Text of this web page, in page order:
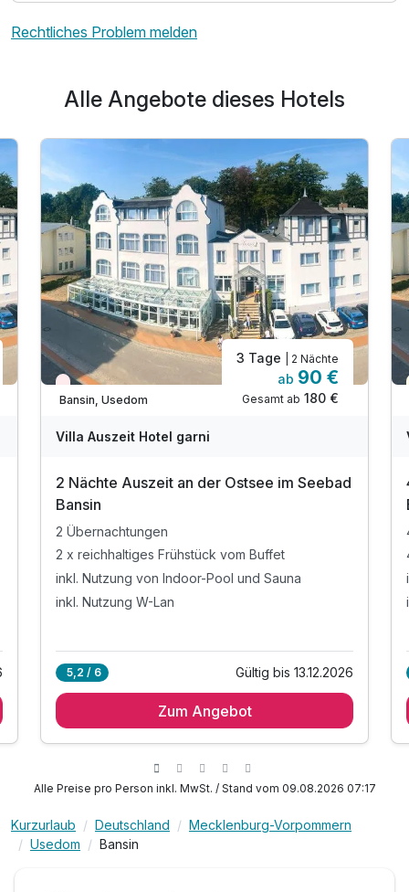
Rechtliches Problem melden
Alle Angebote dieses Hotels
Wieder frei ab September
Bansin, Usedom
3 Tage | 2 Nächte
ab 90 €
Gesamt ab 180 €
Villa Auszeit Hotel garni
2 Nächte Auszeit an der Ostsee im Seebad
Bansin
2 Übernachtungen
2 x reichhaltiges Frühstück vom Buffet
inkl. Nutzung von Indoor-Pool und Sauna
inkl. Nutzung W-Lan
5,2 / 6 Gültig bis 13.12.2026
Zum Angebot
Alle Preise pro Person inkl. MwSt. / Stand vom 09.08.2026 07:17
Kurzurlaub Deutschland
Mecklenburg-Vorpommern
Usedom
Bansin